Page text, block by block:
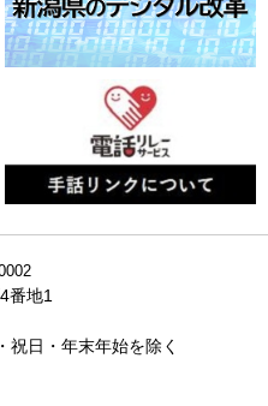
番地1
日・年末年始を除く